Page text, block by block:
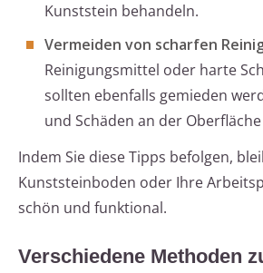
Kunststein behandeln.
Vermeiden von scharfen
Reinigungsmittel oder harte
sollten ebenfalls gemieden
und Schäden an der
Indem Sie diese Tipps befolgen,
Kunststeinboden oder Ihre
schön und funktional.
Verschiedene Methoden